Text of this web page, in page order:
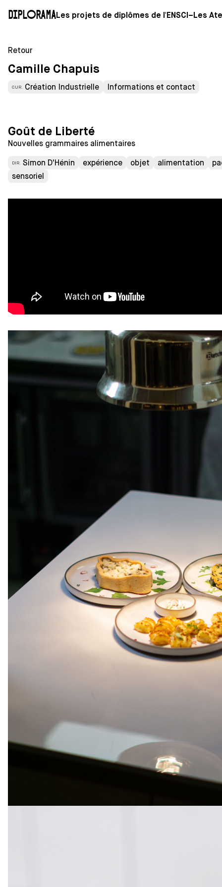
DiploramaLes projets de diplômes de l'ENSCI–Les
Retour
Camille Chapuis
CUR. Création Industrielle Informations et contact
Goût de Liberté
Nouvelles grammaires alimentaires
DIR. Simon D'Hénin expérience objet alimentation
sensoriel